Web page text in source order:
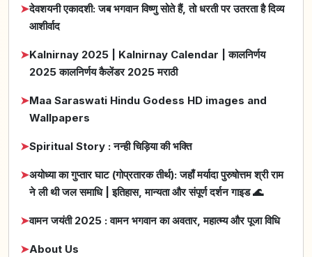
➤देवशयनी एकादशी: जब भगवान विष्णु सोते हैं, तो धरती पर उतरता है दिव्य
आशीर्वाद
➤Kalnirnay 2025 | Kalnirnay Calendar | कालनिर्णय
2025 कालनिर्णय कैलेंडर 2025 मराठी
➤Maa Saraswati Hindu Godess HD images and
Wallpapers
➤Spiritual Story : नन्ही चिड़िया की भक्ति
➤अयोध्या का गुप्तार घाट (गोप्रतारक तीर्थ): जहाँ मर्यादा पुरुषोत्तम श्री राम
ने ली थी जल समाधि | इतिहास, मान्यता और संपूर्ण दर्शन गाइड 🌊
➤वामन जयंती 2025 : वामन भगवान का अवतार, महात्म्य और पूजा विधि
➤About Us